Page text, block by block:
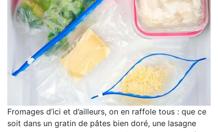
Fromages d’ici et d’ailleurs, on en raffole tous : que ce
soit dans un gratin de pâtes bien doré, une lasagne